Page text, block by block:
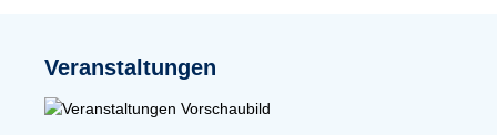
Veranstaltungen